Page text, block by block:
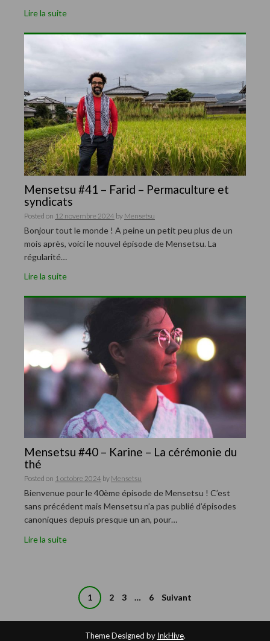
Lire la suite
Mensetsu #41 – Farid – Permaculture et
syndicats
Posted on 12 novembre 2024 by Mensetsu
Bonjour tout le monde ! A peine un petit peu plus de un
mois après, voici le nouvel épisode de Mensetsu. La
régularité…
Lire la suite
Mensetsu #40 – Karine – La cérémonie du
thé
Posted on 1 octobre 2024 by Mensetsu
Bienvenue pour le 40ème épisode de Mensetsu ! C’est
sans précédent mais Mensetsu n’a pas publié d’épisodes
canoniques depuis presque un an, pour…
Lire la suite
a
1 2 3 … 6 Suivant
Theme Designed by InkHive.